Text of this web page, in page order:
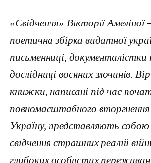
«Свідчення» Вікторії
поетична збірка видатної
письменниці, документалістки
дослідниці воєнних злочинів.
книжки, написані під час
повномасштабного вторгнення
Україну, представляють
свідчення страшних реалій
глибоких особистих